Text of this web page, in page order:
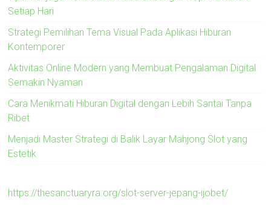
Setiap Hari
Strategi Pemilihan Tema Visual Pada Aplikasi Hiburan
Kontemporer
Aktivitas Online Modern yang Membuat Pengalaman Digital
Semakin Nyaman
Cara Menikmati Hiburan Digital dengan Lebih Santai Tanpa
Ribet
Menjadi Master Strategi di Balik Layar Mahjong Slot yang
Estetik
https://thesanctuaryra.org/slot-server-jepang-ijobet/